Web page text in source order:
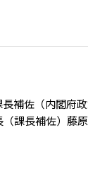
補佐（内閣府
課長補佐）藤